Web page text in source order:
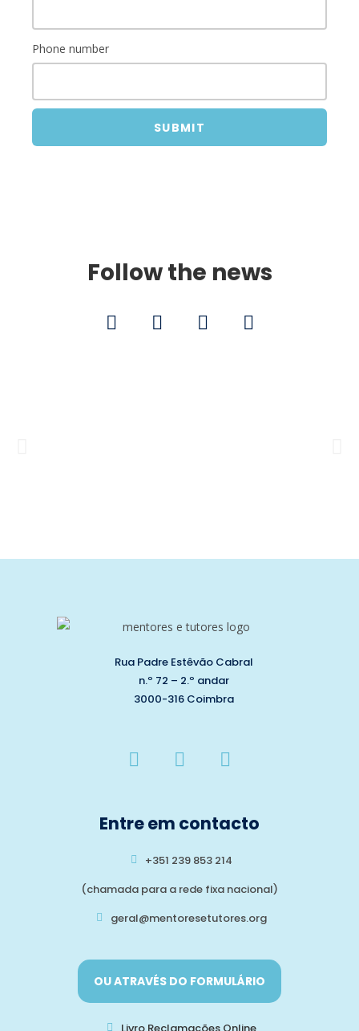
Phone number
SUBMIT
Follow the news
Rua Padre Estêvão Cabral
n.º 72 – 2.º andar
3000-316 Coimbra
Entre em contacto
+351 239 853 214
(chamada para a rede fixa nacional)
geral@mentoresetutores.org
OU ATRAVÉS DO FORMULÁRIO